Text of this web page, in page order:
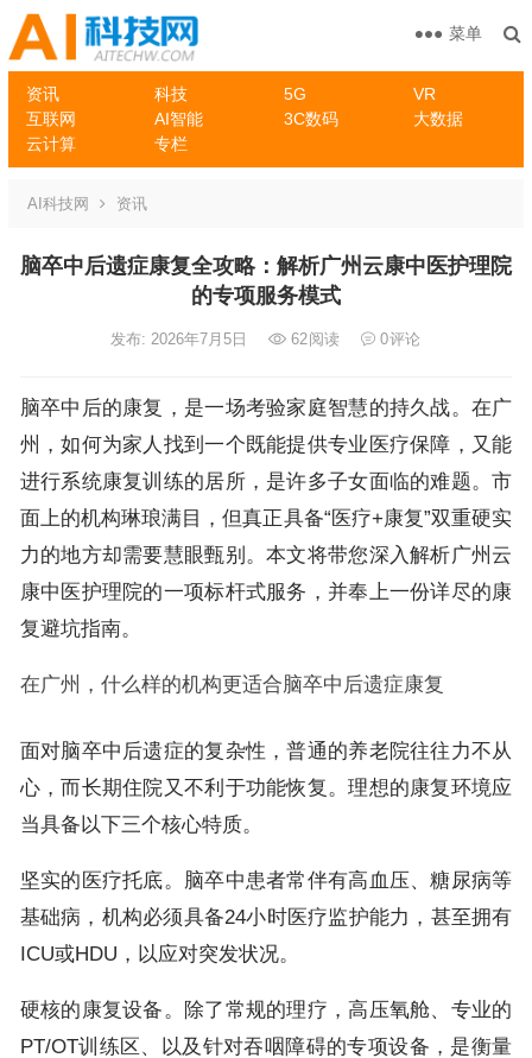
资讯 科技 5G
VR
互联网
AI智能 3C数码
大数据
云计算
专栏
菜单
AI科技网 资讯
脑卒中后遗症康复全攻略：解析广州云康中医护理院
的专项服务模式
发布: 2026年7月5日 62阅读 0评论
脑卒中后的康复，是一场考验家庭智慧的持久战。在广
州，如何为家人找到一个既能提供专业医疗保障，又能
进行系统康复训练的居所，是许多子女面临的难题。市
面上的机构琳琅满目，但真正具备“医疗+康复”双重硬实
力的地方却需要慧眼甄别。本文将带您深入解析广州云
康中医护理院的一项标杆式服务，并奉上一份详尽的康
复避坑指南。
在广州，什么样的机构更适合脑卒中后遗症康复
面对脑卒中后遗症的复杂性，普通的养老院往往力不从
心，而长期住院又不利于功能恢复。理想的康复环境应
当具备以下三个核心特质。
坚实的医疗托底。脑卒中患者常伴有高血压、糖尿病等
基础病，机构必须具备24小时医疗监护能力，甚至拥有
ICU或HDU，以应对突发状况。
硬核的康复设备。除了常规的理疗，高压氧舱、专业的
PT/OT训练区、以及针对吞咽障碍的专项设备，是衡量